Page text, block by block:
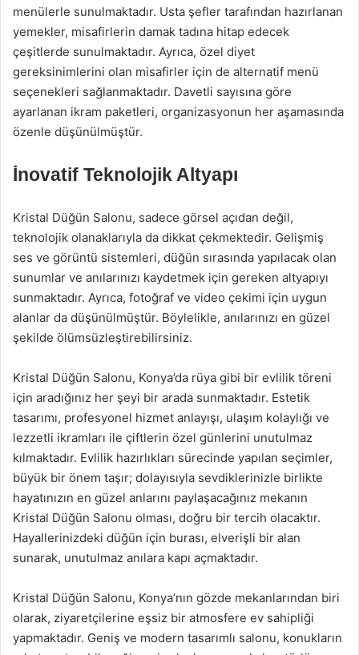
menülerle sunulmaktadır. Usta şefler tarafından hazırlanan
yemekler, misafirlerin damak tadına hitap edecek
çeşitlerde sunulmaktadır. Ayrıca, özel diyet
gereksinimlerini olan misafirler için de alternatif menü
seçenekleri sağlanmaktadır. Davetli sayısına göre
ayarlanan ikram paketleri, organizasyonun her aşamasında
özenle düşünülmüştür.
İnovatif Teknolojik Altyapı
Kristal Düğün Salonu, sadece görsel açıdan değil,
teknolojik olanaklarıyla da dikkat çekmektedir. Gelişmiş
ses ve görüntü sistemleri, düğün sırasında yapılacak olan
sunumlar ve anılarınızı kaydetmek için gereken altyapıyı
sunmaktadır. Ayrıca, fotoğraf ve video çekimi için uygun
alanlar da düşünülmüştür. Böylelikle, anılarınızı en güzel
şekilde ölümsüzleştirebilirsiniz.
Kristal Düğün Salonu, Konya’da rüya gibi bir evlilik töreni
için aradığınız her şeyi bir arada sunmaktadır. Estetik
tasarımı, profesyonel hizmet anlayışı, ulaşım kolaylığı ve
lezzetli ikramları ile çiftlerin özel günlerini unutulmaz
kılmaktadır. Evlilik hazırlıkları sürecinde yapılan seçimler,
büyük bir önem taşır; dolayısıyla sevdiklerinizle birlikte
hayatınızın en güzel anlarını paylaşacağınız mekanın
Kristal Düğün Salonu olması, doğru bir tercih olacaktır.
Hayallerinizdeki düğün için burası, elverişli bir alan
sunarak, unutulmaz anılara kapı açmaktadır.
Kristal Düğün Salonu, Konya’nın gözde mekanlarından biri
olarak, ziyaretçilerine eşsiz bir atmosfere ev sahipliği
yapmaktadır. Geniş ve modern tasarımlı salonu, konukların